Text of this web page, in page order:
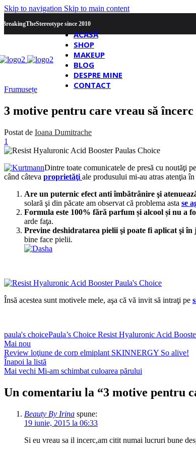
Skip to navigation Skip to main content
since 2010
ACASĂ
SHOP
MAKEUP
BLOG
DESPRE MINE
CONTACT
Frumusețe
3 motive pentru care vreau să
Postat de Ioana Dumitrache
1
Dintre toate comunicatele de presă cu noutăţi
când câteva proprietăţi ale produsului mi-au atras atenţia
Are un puternic efect anti îmbătrânire şi
solară şi din păcate am observat că problema asta se
Formula este 100% fără parfum și alcool și nu a
arde faţa.
Previne deshidratarea pielii şi poate fi aplicat şi
bine face pielii.
Însă acestea sunt motivele mele, aşa că vă invit să intraţi pe
paula's choicePaula’s Choice Resist Hyaluronic Acid
Mai nou
Review loţiune de corp elmiplant SKINNERGY So alive!
Înapoi la listă
Mai vechi Mi-am schimbat culoarea părului
Un comentariu la “3 motive pentru
Beauty By Irina spune:
19 iunie, 2015 la 06:33
Si eu vreau sa il incerc,am citit numai lucruri bune